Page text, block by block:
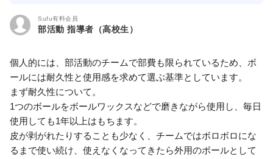
Sufu有料会員
部活動 指導者（高校生）
個人的には、部活動のチームで部費も限られているため、ボ
ールには耐久性と使用感を求めて選ぶ基準としています。
まず耐久性について。
1つのボールをボールワックスなどで磨きながら使用し、毎日
使用しても1年以上はもちます。
皮が剥がれたりすることも少なく、チームではボロボロにな
るまで使い続け、使えなくなってきたら外用のボールとして